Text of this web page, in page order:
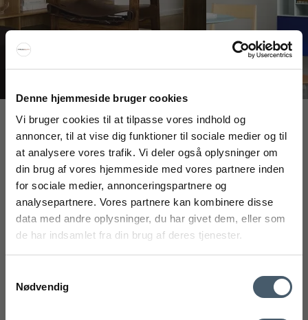
Denne hjemmeside bruger cookies
Vi bruger cookies til at tilpasse vores indhold og
annoncer, til at vise dig funktioner til sociale medier og til
at analysere vores trafik. Vi deler også oplysninger om
din brug af vores hjemmeside med vores partnere inden
for sociale medier, annonceringspartnere og
analysepartnere. Vores partnere kan kombinere disse
data med andre oplysninger, du har givet dem, eller som
de har indsamlet fra din brug af deres tjenester.
Nødvendig
Interiør A/S
Løsning
Højmarksvej 34
DK-8723 Løsning
(Google Maps)
Ry
Kyhnsvej 6
(Google Maps)
Viborg
FÅ 20% RABATT
Få 20 % rabatt ved å melde deg på vårt nyhetsbrev.
*Rabatten din kan ikke brukes på allerede nedsatte varer
eller produkter fra Rocket.